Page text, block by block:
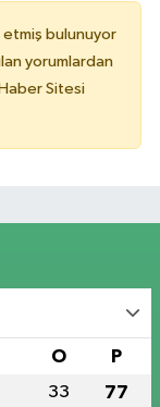
etmiş bulunuyor
yorumlardan
Sitesi
O P
33 77